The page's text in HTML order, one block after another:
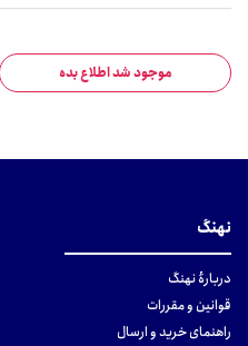
موجود شد اطلاع بده
نهنگ
دربارهٔ نهنگ
قوانین و مقررات
راهنمای خرید و ارسال